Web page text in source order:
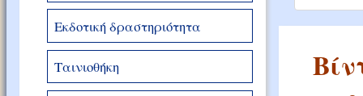
Εκδοτική δραστηριότητα
Ταινιοθήκη